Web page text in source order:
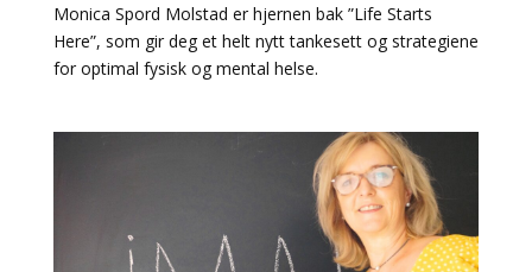
Monica Spord Molstad er hjernen bak ”Life Starts
Here”, som gir deg et helt nytt tankesett og strategiene
for optimal fysisk og mental helse.